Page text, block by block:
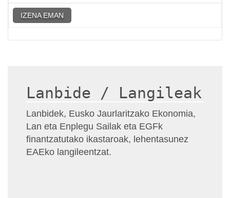
IZENA EMAN
Lanbide / Langileak
Lanbidek, Eusko Jaurlaritzako Ekonomia,
Lan eta Enplegu Sailak eta EGFk
finantzatutako ikastaroak, lehentasunez
EAEko langileentzat.